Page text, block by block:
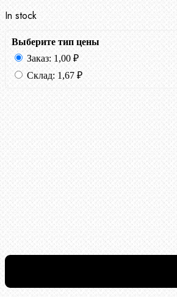
In stock
Выберите тип цены
Заказ: 1,00 ₽
Склад: 1,67 ₽